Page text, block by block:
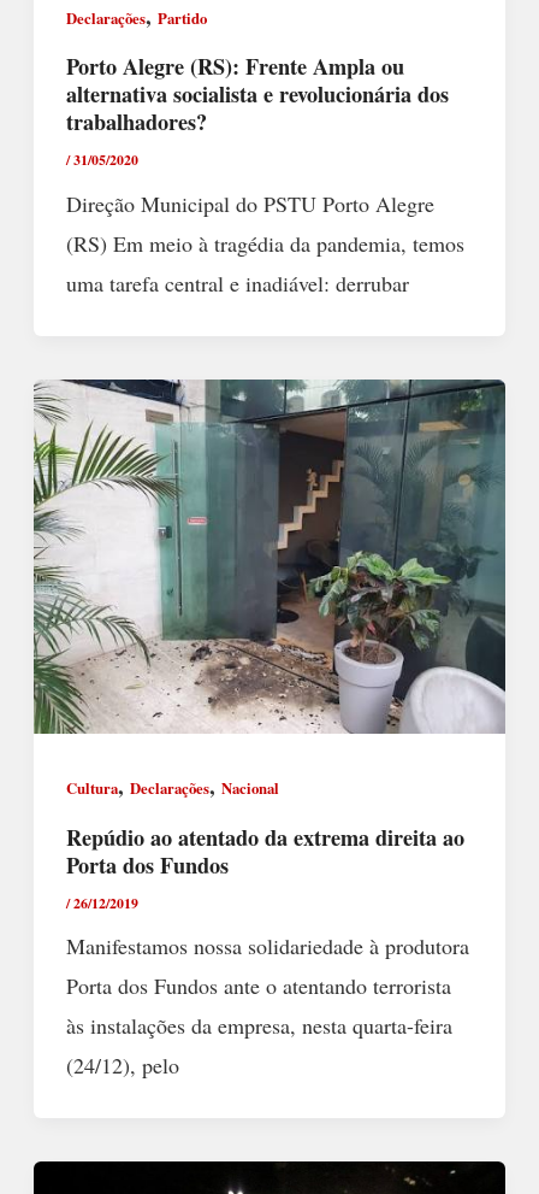
Declarações, Partido
Porto Alegre (RS): Frente Ampla ou
alternativa socialista e revolucionária dos
trabalhadores?
/31/05/2020
Direção Municipal do PSTU Porto Alegre
(RS) Em meio à tragédia da pandemia, temos
uma tarefa central e inadiável: derrubar
Cultura, Declarações, Nacional
Repúdio ao atentado da extrema direita ao
Porta dos Fundos
/26/12/2019
Manifestamos nossa solidariedade à produtora
Porta dos Fundos ante o atentando terrorista
às instalações da empresa, nesta quarta-feira
(24/12), pelo